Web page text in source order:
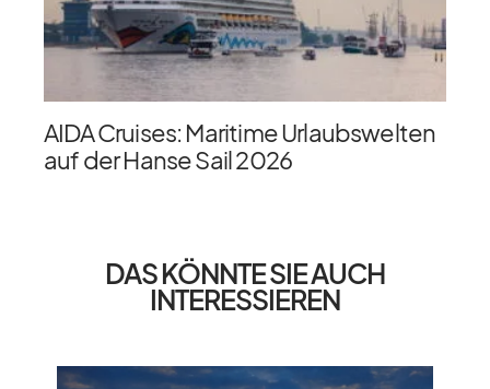
AIDA Cruises: Maritime Urlaubswelten
auf der Hanse Sail 2026
DAS KÖNNTE SIE AUCH
INTERESSIEREN